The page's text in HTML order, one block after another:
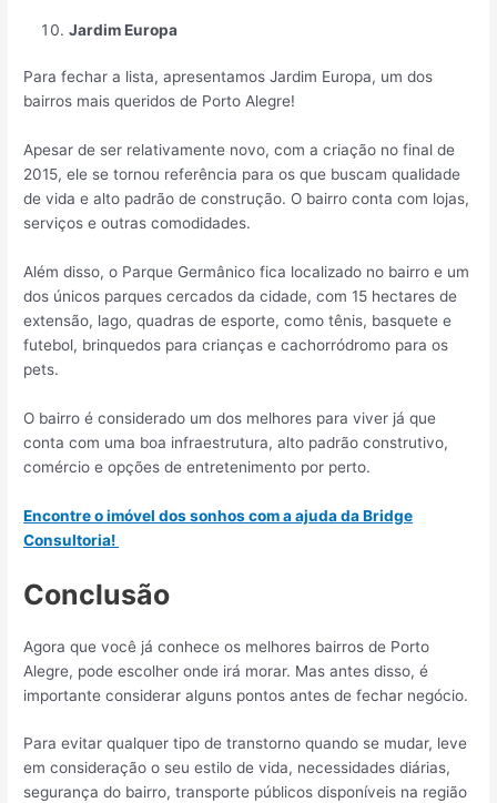
Jardim Europa
Para fechar a lista, apresentamos Jardim Europa, um dos
bairros mais queridos de Porto Alegre!
Apesar de ser relativamente novo, com a criação no final de
2015, ele se tornou referência para os que buscam qualidade
de vida e alto padrão de construção. O bairro conta com lojas,
serviços e outras comodidades.
Além disso, o Parque Germânico fica localizado no bairro e um
dos únicos parques cercados da cidade, com 15 hectares de
extensão, lago, quadras de esporte, como tênis, basquete e
futebol, brinquedos para crianças e cachorródromo para os
pets.
O bairro é considerado um dos melhores para viver já que
conta com uma boa infraestrutura, alto padrão construtivo,
comércio e opções de entretenimento por perto.
Encontre o imóvel dos sonhos com a ajuda da Bridge
Consultoria!
Conclusão
Agora que você já conhece os melhores bairros de Porto
Alegre, pode escolher onde irá morar. Mas antes disso, é
importante considerar alguns pontos antes de fechar negócio.
Para evitar qualquer tipo de transtorno quando se mudar, leve
em consideração o seu estilo de vida, necessidades diárias,
segurança do bairro, transporte públicos disponíveis na região